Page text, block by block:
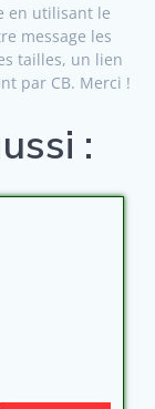
en utilisant le
message les
tailles, un lien
par CB. Merci !
: